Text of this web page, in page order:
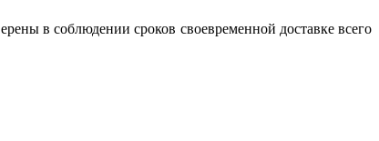
в соблюдении сроков своевременной доставке всего